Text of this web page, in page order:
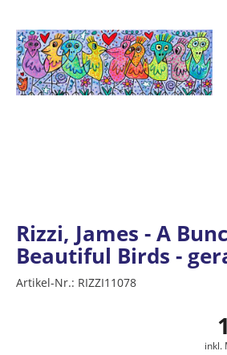
Rizzi, James - A
Beautiful Birds -
Artikel-Nr.: RIZZI11078
inkl.